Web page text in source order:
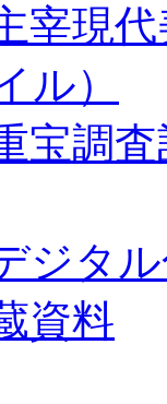
宰現
ル）
宝調
ジタ
資料